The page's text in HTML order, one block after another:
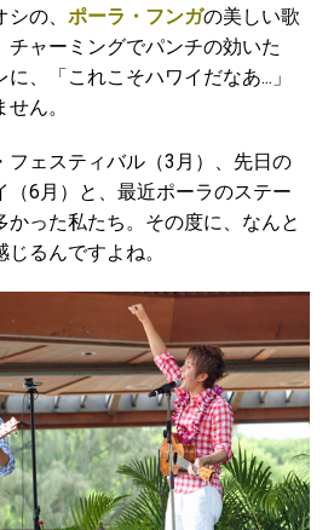
の、 ポーラ・フンガの美しい歌
チャーミングでパンチの効いた
、「これこそハワイだなあ...」
ん。
フェスティバル（3月）、先日の
（6月）と、最近ポーラのステー
かった私たち。その度に、なんと
るんですよね。